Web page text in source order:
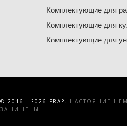
Комплектующие для
Комплектующие для
Комплектующие для
© 2016 - 2026 FRAP.
НАСТОЯЩИЕ
ЗАЩИЩЕНЫ